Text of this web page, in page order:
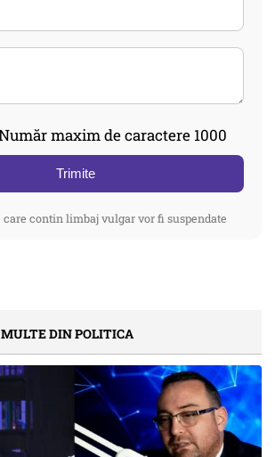
maxim de caractere 1000
Trimite
contin limbaj vulgar vor fi suspendate
DIN POLITICA